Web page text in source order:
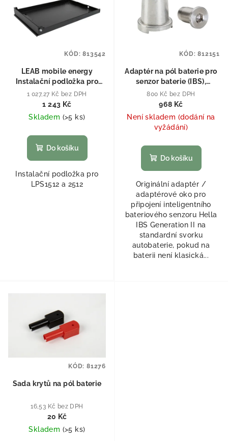
LEAB mobile energy
Instalační podložka pro
LPS1512 a 2512
1 027,27 Kč bez DPH
1 243 Kč
Skladem (>5 ks)
Do košíku
Instalační podložka pro
LPS1512 a 2512
KÓD:813542
Adaptér na pól baterie pro
senzor baterie (IBS),
generace II
800 Kč bez DPH
968 Kč
Není skladem (dodání na
vyžádání)
Do košíku
Originální adaptér /
adaptérové oko pro
připojení inteligentního
bateriového senzoru Hella
IBS Generation II na
standardní svorku
autobaterie, pokud na
baterii není klasická...
KÓD:812151
Sada krytů na pól baterie
16,53 Kč bez DPH
20 Kč
Skladem (>5 ks)
KÓD: 81276